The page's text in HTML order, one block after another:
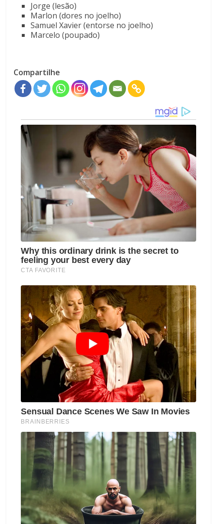
Jorge (lesão)
Marlon (dores no joelho)
Samuel Xavier (entorse no joelho)
Marcelo (poupado)
Compartilhe